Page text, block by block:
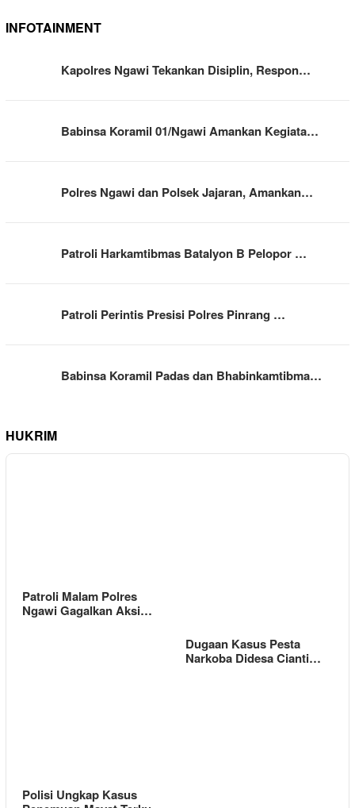
INFOTAINMENT
Kapolres Ngawi Tekankan Disiplin, Respon…
Babinsa Koramil 01/Ngawi Amankan Kegiata…
Polres Ngawi dan Polsek Jajaran, Amankan…
Patroli Harkamtibmas Batalyon B Pelopor …
Patroli Perintis Presisi Polres Pinrang …
Babinsa Koramil Padas dan Bhabinkamtibma…
HUKRIM
Patroli Malam Polres
Ngawi Gagalkan Aksi…
Dugaan Kasus Pesta
Narkoba Didesa Cianti…
Polisi Ungkap Kasus